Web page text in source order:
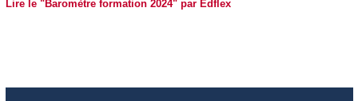
Lire le "Baromètre formation 2024" par Edflex